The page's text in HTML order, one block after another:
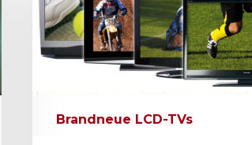
Brandneue LCD-TVs